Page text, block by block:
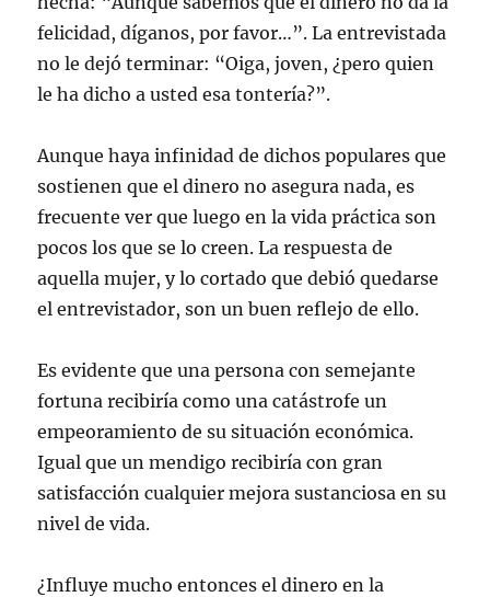
felicidad, díganos, por favor…”. La entrevistada
no le dejó terminar: “Oiga, joven, ¿pero quien
le ha dicho a usted esa tontería?”.
Aunque haya infinidad de dichos populares que
sostienen que el dinero no asegura nada, es
frecuente ver que luego en la vida práctica son
pocos los que se lo creen. La respuesta de
aquella mujer, y lo cortado que debió quedarse
el entrevistador, son un buen reflejo de ello.
Es evidente que una persona con semejante
fortuna recibiría como una catástrofe un
empeoramiento de su situación económica.
Igual que un mendigo recibiría con gran
satisfacción cualquier mejora sustanciosa en su
nivel de vida.
¿Influye mucho entonces el dinero en la